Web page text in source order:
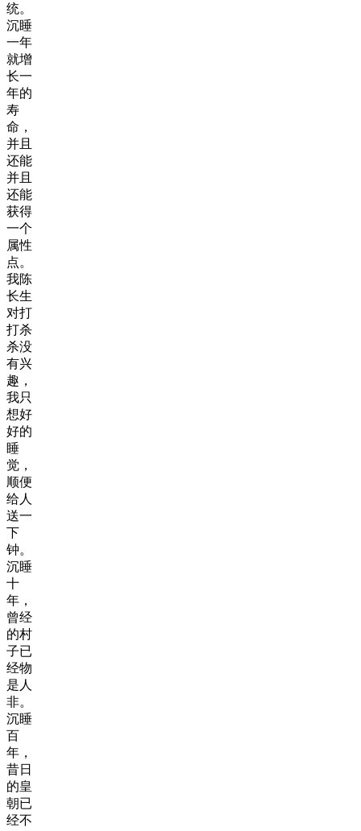
统。
沉睡
一年
就增
长一
年的
寿
命，
并且
还能
并且
还能
获得
一个
属性
点。
我陈
长生
对打
打杀
杀没
有兴
趣，
我只
想好
好的
睡
觉，
顺便
给人
送一
下
钟。
沉睡
十
年，
曾经
的村
子已
经物
是人
非。
沉睡
百
年，
昔日
的皇
朝已
经不